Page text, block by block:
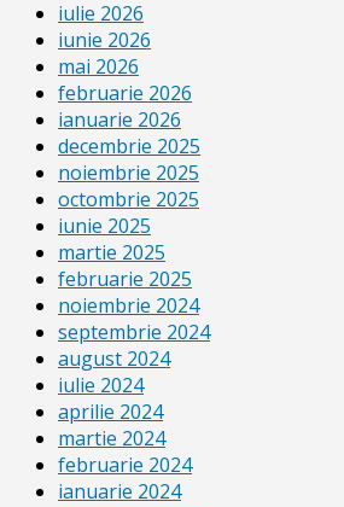
iulie 2026
iunie 2026
mai 2026
februarie 2026
ianuarie 2026
decembrie 2025
noiembrie 2025
octombrie 2025
iunie 2025
martie 2025
februarie 2025
noiembrie 2024
septembrie 2024
august 2024
iulie 2024
aprilie 2024
martie 2024
februarie 2024
ianuarie 2024